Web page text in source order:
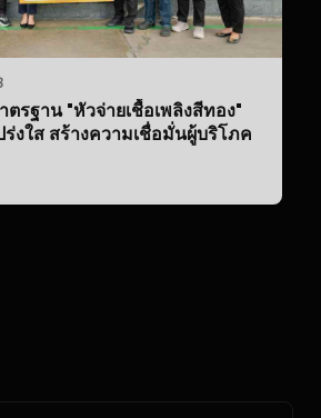
ตรฐาน "หัวจ่ายเชื้อเพลิงสีทอง"
งใส สร้างความเชื่อมั่นผู้บริโภค